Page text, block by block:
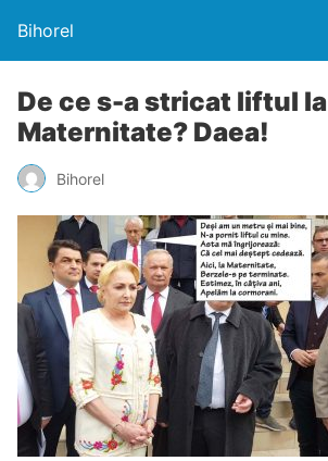
Bihorel
De ce s-a stricat liftul la
Maternitate? Daea!
Bihorel